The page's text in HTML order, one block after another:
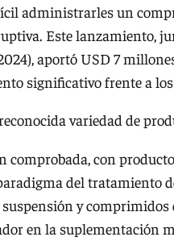
administrarles un
Este lanzamiento,
aportó USD 7
significativo frente a
variedad de
comprobada, con
del tratamiento
y comprimidos
en la suplementación